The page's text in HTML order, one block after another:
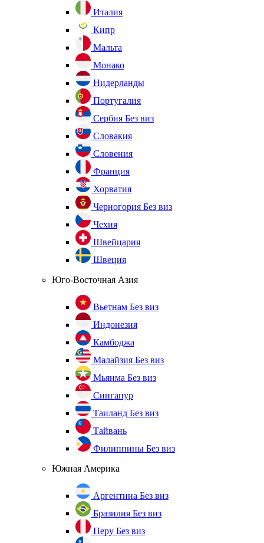
Италия
Кипр
Мальта
Монако
Нидерланды
Португалия
Сербия Без виз
Словакия
Словения
Франция
Хорватия
Черногория Без виз
Чехия
Швейцария
Швеция
Юго-Восточная Азия
Вьетнам Без виз
Индонезия
Камбоджа
Малайзия Без виз
Мьянма Без виз
Сингапур
Таиланд Без виз
Тайвань
Филиппины Без виз
Южная Америка
Аргентина Без виз
Бразилия Без виз
Перу Без виз